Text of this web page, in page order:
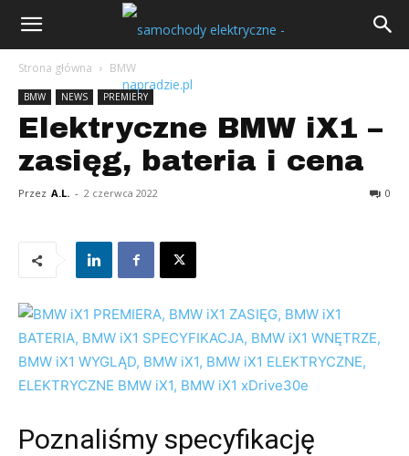
Strona główna BMW
BMW NEWS PREMIERY
Elektryczne BMW iX1 –
zasięg, bateria i cena
Przez A.L. - 2 czerwca 2022 0
Poznaliśmy specyfikację